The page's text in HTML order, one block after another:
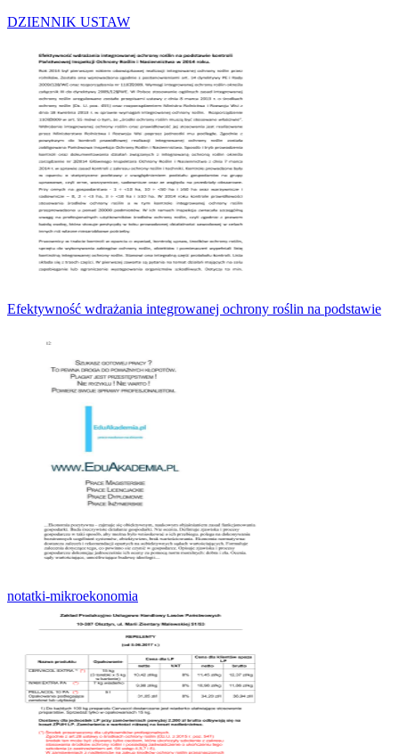
DZIENNIK USTAW
Efektywność wdrażania integrowanej ochrony roślin na podstawie
notatki-mikroekonomia